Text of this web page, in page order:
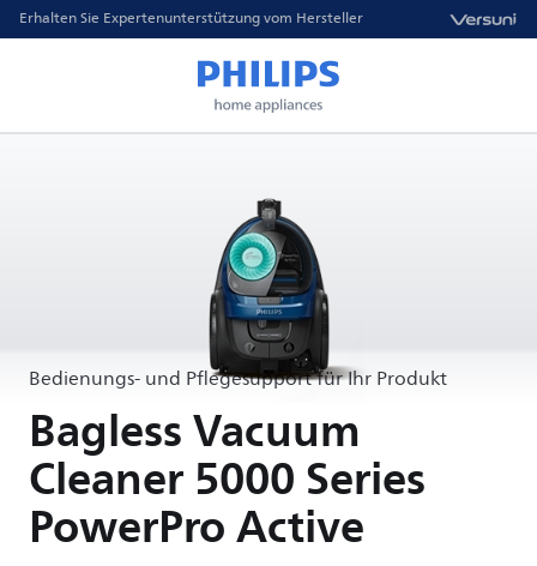
Erhalten Sie Expertenunterstützung vom Hersteller
Bedienungs- und Pflegesupport für Ihr Produkt
Bagless Vacuum
Cleaner 5000 Series
PowerPro Active